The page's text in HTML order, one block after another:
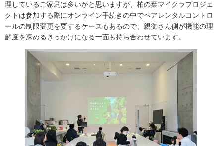
理しているご家庭は多いかと思いますが、柏の葉マイクラプロジェ
クトは参加する際にオンライン手続きの中でペアレンタルコントロ
ールの制限変更を要するケースもあるので、親御さん側が機能の理
解度を深めるきっかけになる一面も持ち合わせています。